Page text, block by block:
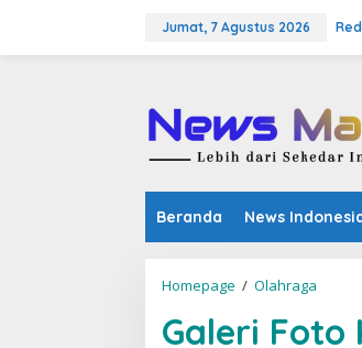
Jumat, 7 Agustus 2026
Beranda News
Homepage / Olahraga
Klub
Galeri Foto